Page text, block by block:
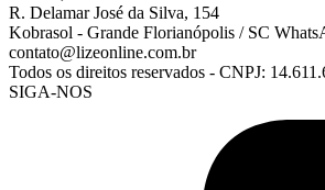
R. Delamar José da Silva, 154
Kobrasol - Grande Florianópolis / SC
contato@lizeonline.com.br
Todos os direitos reservados - CNPJ:
SIGA-NOS